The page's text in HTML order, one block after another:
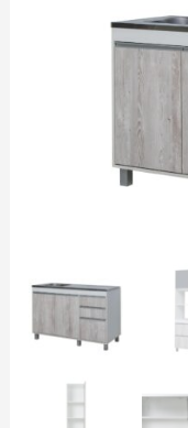
casciana
mesadas